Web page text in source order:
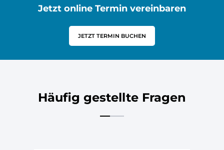
Jetzt online Termin vereinbaren
JETZT TERMIN BUCHEN
Häufig gestellte Fragen